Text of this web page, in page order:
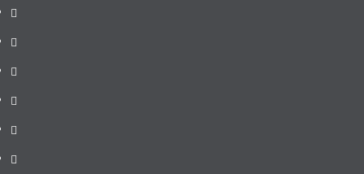
pagină
Știri
de
ultima
Administrație
locală
Actualitate
Justiție
Cultura
Sănătate